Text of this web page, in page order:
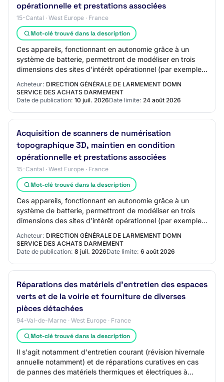
opérationnelle et prestations associées
15-Cantal · West Europe · France
Mot-clé trouvé dans la description
Ces appareils, fonctionnant en autonomie grâce à un
système de batterie, permettront de modéliser en trois
dimensions des sites d’intérêt opérationnel (par exemple
des tunnels) afin de générer des ju…
Acheteur: DIRECTION GÉNÉRALE DE LARMEMENT DOMN
SERVICE DES ACHATS DARMEMENT
Date de publication: 10 juil. 2026Date limite: 24 août 2026
Acquisition de scanners de numérisation
topographique 3D, maintien en condition
opérationnelle et prestations associées
15-Cantal · West Europe · France
Mot-clé trouvé dans la description
Ces appareils, fonctionnant en autonomie grâce à un
système de batterie, permettront de modéliser en trois
dimensions des sites d’intérêt opérationnel (par exemple
des tunnels) afin de générer des ju…
Acheteur: DIRECTION GÉNÉRALE DE LARMEMENT DOMN
SERVICE DES ACHATS DARMEMENT
Date de publication: 8 juil. 2026Date limite: 6 août 2026
Réparations des matériels d'entretien des espaces
verts et de la voirie et fourniture de diverses
pièces détachées
94-Val-de-Marne · West Europe · France
Mot-clé trouvé dans la description
Il s'agit notamment d'entretien courant (révision hivernale
annuelle notamment) et de réparations curatives en cas
de pannes des matériels thermiques et électriques à